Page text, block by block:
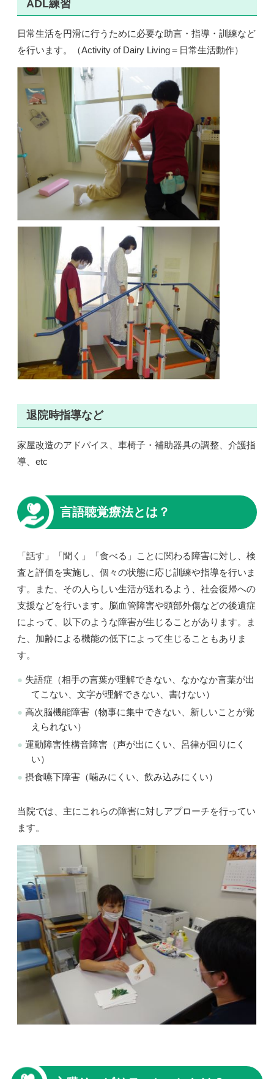
ADL練習
日常生活を円滑に行うために必要な助言・指導・訓練など
を行います。（Activity of Dairy Living＝日常生活動作）
退院時指導など
家屋改造のアドバイス、車椅子・補助器具の調整、介護指
導、etc
言語聴覚療法とは？
「話す」「聞く」「食べる」ことに関わる障害に対し、検
査と評価を実施し、個々の状態に応じ訓練や指導を行いま
す。また、その人らしい生活が送れるよう、社会復帰への
支援などを行います。脳血管障害や頭部外傷などの後遺症
によって、以下のような障害が生じることがあります。ま
た、加齢による機能の低下によって生じることもありま
す。
失語症（相手の言葉が理解できない、なかなか言葉が出
てこない、文字が理解できない、書けない）
高次脳機能障害（物事に集中できない、新しいことが覚
えられない）
運動障害性構音障害（声が出にくい、呂律が回りにく
い）
摂食嚥下障害（噛みにくい、飲み込みにくい）
当院では、主にこれらの障害に対しアプローチを行ってい
ます。